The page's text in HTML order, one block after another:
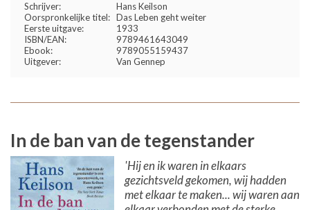
Schrijver:
Hans Keilson
Oorspronkelijke titel: Das Leben geht weiter
Eerste uitgave:
1933
ISBN/EAN:
9789461643049
Ebook:
9789055159437
Uitgever:
Van Gennep
In de ban van de tegenstander
'Hij en ik waren in elkaars
gezichtsveld gekomen, wij hadden
met elkaar te maken... wij waren aan